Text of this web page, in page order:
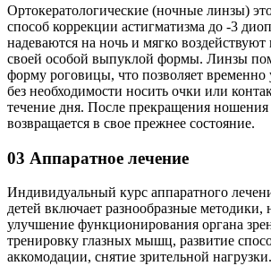
Ортокератологические (ночные линзы)
способ коррекции астигматизма до -3
надеваются на ночь и мягко воздействуют
своей особой выпуклой формы. Линзы
форму роговицы, что позволяет временно
без необходимости носить очки или
течение дня. После прекращения ношения
возвращается в свое прежнее состояние.
03 Аппаратное лечение
Индивидуальный курс аппаратного
детей включает разнообразные методики,
улучшение функционирования органа
тренировку глазных мышц, развитие
аккомодации, снятие зрительной нагрузки.